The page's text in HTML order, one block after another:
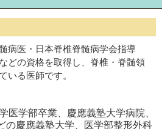
病医・日本脊椎脊髄病学会指導
どの資格を取得し、脊椎・脊髄領
いる医師です。
学部卒業、慶應義塾大学病院、
の慶應義塾大学、医学部整形外科